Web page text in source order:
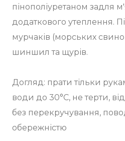
пінополіуретаном задля
додаткового утеплення.
мурчаків (морських
шиншил та щурів.
Догляд: прати тільки
води до 30°C, не терти,
без перекручування,
обережністю